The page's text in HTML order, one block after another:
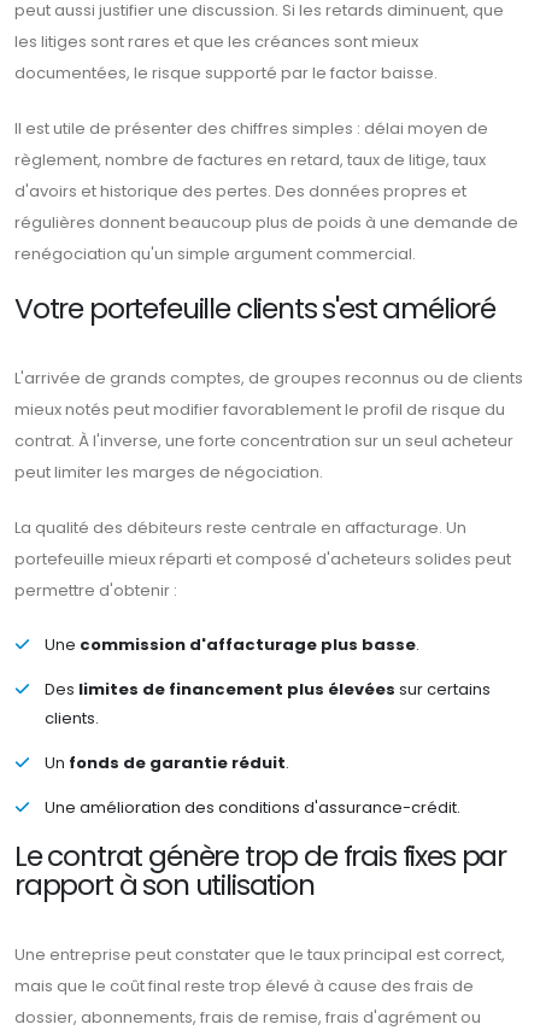
peut aussi justifier une discussion. Si les retards diminuent, que
les litiges sont rares et que les créances sont mieux
documentées, le risque supporté par le factor baisse.
Il est utile de présenter des chiffres simples : délai moyen de
règlement, nombre de factures en retard, taux de litige, taux
d'avoirs et historique des pertes. Des données propres et
régulières donnent beaucoup plus de poids à une demande de
renégociation qu'un simple argument commercial.
Votre portefeuille clients s'est amélioré
L'arrivée de grands comptes, de groupes reconnus ou de clients
mieux notés peut modifier favorablement le profil de risque du
contrat. À l'inverse, une forte concentration sur un seul acheteur
peut limiter les marges de négociation.
La qualité des débiteurs reste centrale en affacturage. Un
portefeuille mieux réparti et composé d'acheteurs solides peut
permettre d'obtenir :
Une commission d'affacturage plus basse.
Des limites de financement plus élevées sur certains
clients.
Un fonds de garantie réduit.
Une amélioration des conditions d'assurance-crédit.
Le contrat génère trop de frais fixes par
rapport à son utilisation
Une entreprise peut constater que le taux principal est correct,
mais que le coût final reste trop élevé à cause des frais de
dossier, abonnements, frais de remise, frais d'agrément ou